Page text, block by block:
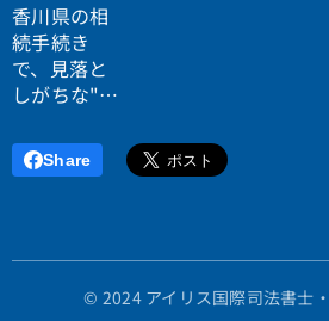
香川県の相
続手続き
で、見落と
しがちな"落
づいていま
すか？登
に、香川県
です。
Share
© 2024 アイリス国際司法書士